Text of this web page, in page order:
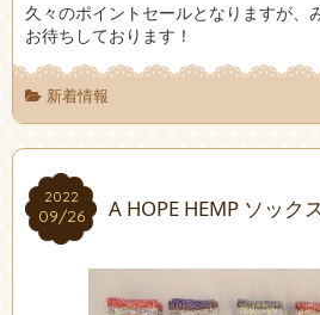
久々のポイントセールとなりますが、
お待ちしております！
新着情報
2022
09/26
2022
09/26 A HOPE HEMP ソック